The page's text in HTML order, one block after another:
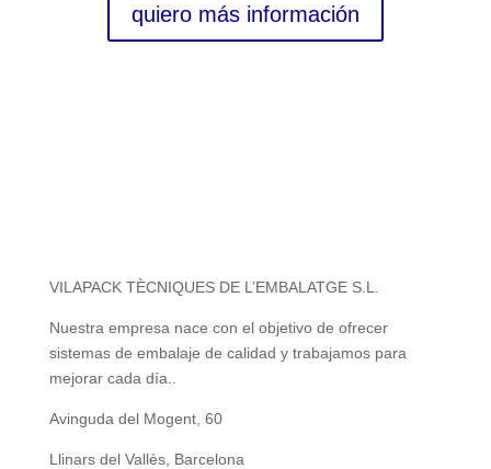
quiero más información
VILAPACK TÈCNIQUES DE L’EMBALATGE S.L.
Nuestra empresa nace con el objetivo de ofrecer
sistemas de embalaje de calidad y trabajamos para
mejorar cada día..
Avinguda del Mogent, 60
Llinars del Vallès, Barcelona